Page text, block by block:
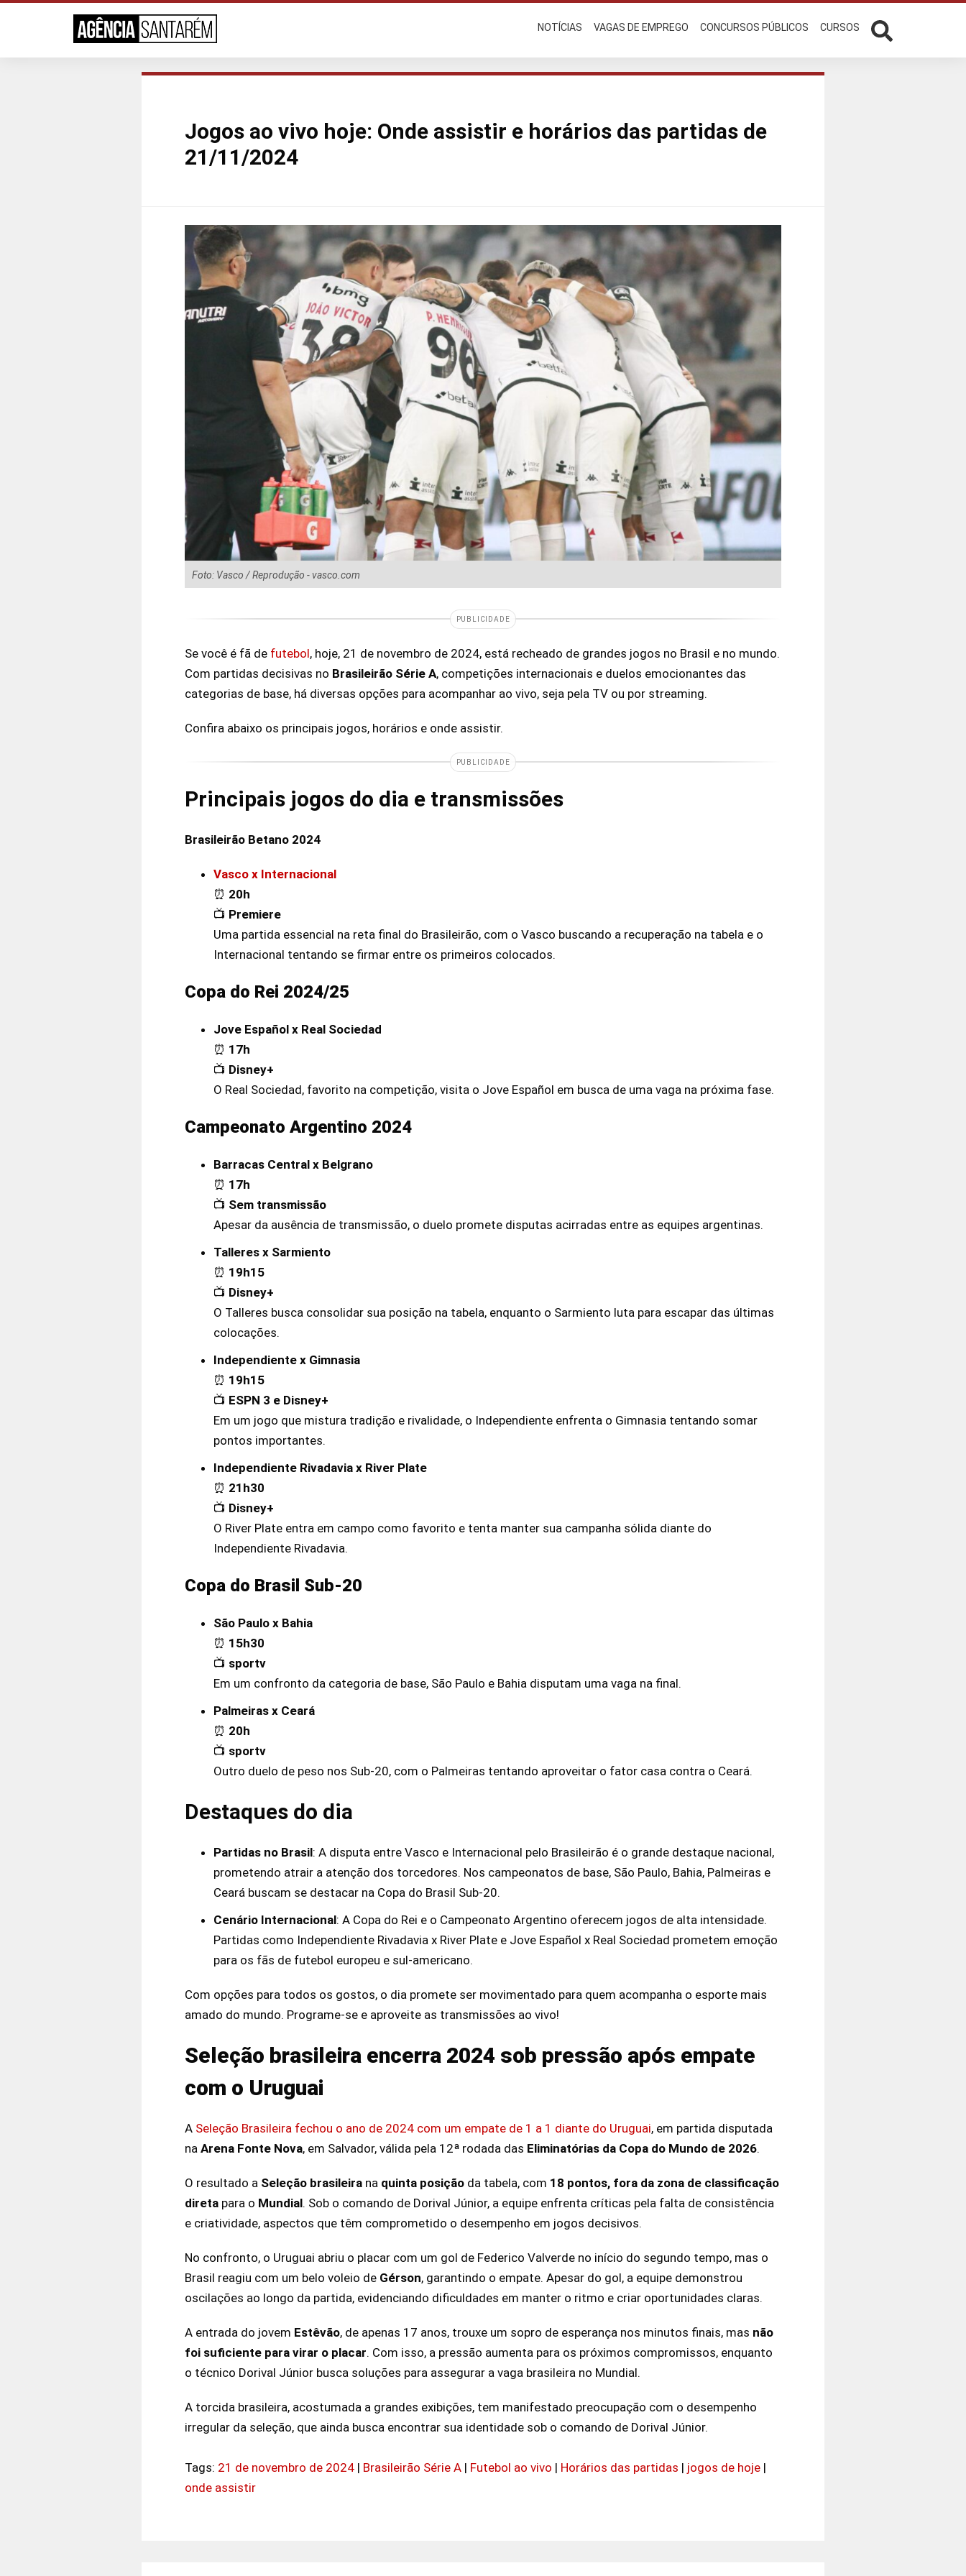
NOTÍCIAS VAGAS DE EMPREGO CONCURSOS PÚBLICOS CURSOS
Jogos ao vivo hoje: Onde assistir e horários das partidas de
21/11/2024
Foto: Vasco / Reprodução - vasco.com
PUBLICIDADE
Se você é fã de futebol, hoje, 21 de novembro de 2024, está recheado de grandes jogos no Brasil e no mundo.
Com partidas decisivas no Brasileirão Série A, competições internacionais e duelos emocionantes das
categorias de base, há diversas opções para acompanhar ao vivo, seja pela TV ou por streaming.
Confira abaixo os principais jogos, horários e onde assistir.
PUBLICIDADE
Principais jogos do dia e transmissões
Brasileirão Betano 2024
Vasco x Internacional
⏰ 20h
📺 Premiere
Uma partida essencial na reta final do Brasileirão, com o Vasco buscando a recuperação na tabela e o
Internacional tentando se firmar entre os primeiros colocados.
Copa do Rei 2024/25
Jove Español x Real Sociedad
⏰ 17h
📺 Disney+
O Real Sociedad, favorito na competição, visita o Jove Español em busca de uma vaga na próxima fase.
Campeonato Argentino 2024
Barracas Central x Belgrano
⏰ 17h
📺 Sem transmissão
Apesar da ausência de transmissão, o duelo promete disputas acirradas entre as equipes argentinas.
Talleres x Sarmiento
⏰ 19h15
📺 Disney+
O Talleres busca consolidar sua posição na tabela, enquanto o Sarmiento luta para escapar das últimas
colocações.
Independiente x Gimnasia
⏰ 19h15
📺 ESPN 3 e Disney+
Em um jogo que mistura tradição e rivalidade, o Independiente enfrenta o Gimnasia tentando somar
pontos importantes.
Independiente Rivadavia x River Plate
⏰ 21h30
📺 Disney+
O River Plate entra em campo como favorito e tenta manter sua campanha sólida diante do
Independiente Rivadavia.
Copa do Brasil Sub-20
São Paulo x Bahia
⏰ 15h30
📺 sportv
Em um confronto da categoria de base, São Paulo e Bahia disputam uma vaga na final.
Palmeiras x Ceará
⏰ 20h
📺 sportv
Outro duelo de peso nos Sub-20, com o Palmeiras tentando aproveitar o fator casa contra o Ceará.
Destaques do dia
Partidas no Brasil: A disputa entre Vasco e Internacional pelo Brasileirão é o grande destaque nacional,
prometendo atrair a atenção dos torcedores. Nos campeonatos de base, São Paulo, Bahia, Palmeiras e
Ceará buscam se destacar na Copa do Brasil Sub-20.
Cenário Internacional: A Copa do Rei e o Campeonato Argentino oferecem jogos de alta intensidade.
Partidas como Independiente Rivadavia x River Plate e Jove Español x Real Sociedad prometem emoção
para os fãs de futebol europeu e sul-americano.
Com opções para todos os gostos, o dia promete ser movimentado para quem acompanha o esporte mais
amado do mundo. Programe-se e aproveite as transmissões ao vivo!
Seleção brasileira encerra 2024 sob pressão após empate
com o Uruguai
A Seleção Brasileira fechou o ano de 2024 com um empate de 1 a 1 diante do Uruguai, em partida disputada
na Arena Fonte Nova, em Salvador, válida pela 12ª rodada das Eliminatórias da Copa do Mundo de 2026.
O resultado a Seleção brasileira na quinta posição da tabela, com 18 pontos, fora da zona de classificação
direta para o Mundial. Sob o comando de Dorival Júnior, a equipe enfrenta críticas pela falta de consistência
e criatividade, aspectos que têm comprometido o desempenho em jogos decisivos.
No confronto, o Uruguai abriu o placar com um gol de Federico Valverde no início do segundo tempo, mas o
Brasil reagiu com um belo voleio de Gérson, garantindo o empate. Apesar do gol, a equipe demonstrou
oscilações ao longo da partida, evidenciando dificuldades em manter o ritmo e criar oportunidades claras.
A entrada do jovem Estêvão, de apenas 17 anos, trouxe um sopro de esperança nos minutos finais, mas não
foi suficiente para virar o placar. Com isso, a pressão aumenta para os próximos compromissos, enquanto
o técnico Dorival Júnior busca soluções para assegurar a vaga brasileira no Mundial.
A torcida brasileira, acostumada a grandes exibições, tem manifestado preocupação com o desempenho
irregular da seleção, que ainda busca encontrar sua identidade sob o comando de Dorival Júnior.
Tags: 21 de novembro de 2024 | Brasileirão Série A | Futebol ao vivo | Horários das partidas | jogos de hoje |
onde assistir